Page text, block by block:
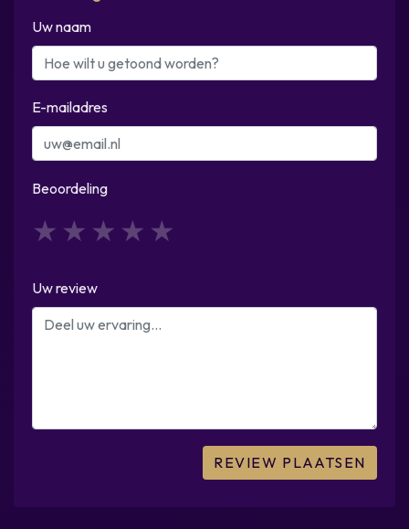
Uw naam
E-mailadres
Beoordeling
4
3
2
1
Uw review